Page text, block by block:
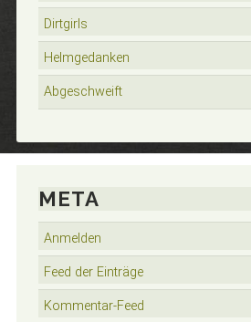
Dirtgirls
Helmgedanken
Abgeschweift
META
Anmelden
Feed der Einträge
Kommentar-Feed